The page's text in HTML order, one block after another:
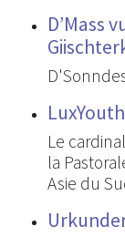
D’Mass
Le
la
Asie du